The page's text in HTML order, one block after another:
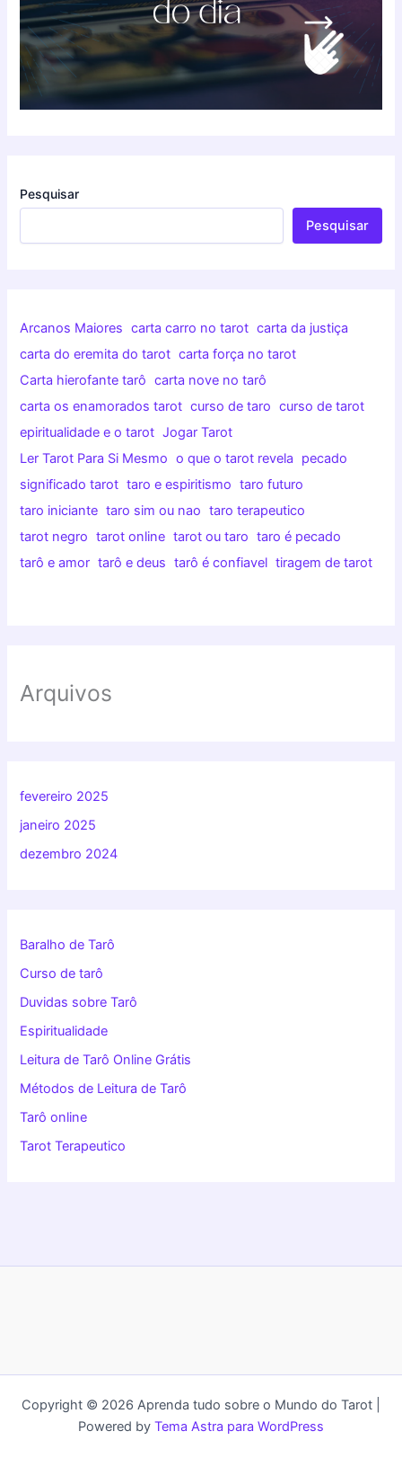
Pesquisar
Pesquisar
Arcanos Maiores carta carro no tarot carta da justiça
carta do eremita do tarot carta força no tarot
Carta hierofante tarô carta nove no tarô
carta os enamorados tarot curso de taro curso de tarot
epiritualidade e o tarot Jogar Tarot
Ler Tarot Para Si Mesmo o que o tarot revela
pecado
significado tarot taro e espiritismo taro futuro
taro iniciante taro sim ou nao taro terapeutico
tarot negro tarot online tarot ou taro taro é pecado
tarô e amor tarô e deus tarô é confiavel tiragem de tarot
Arquivos
fevereiro 2025
janeiro 2025
dezembro 2024
Baralho de Tarô
Curso de tarô
Duvidas sobre Tarô
Espiritualidade
Leitura de Tarô Online Grátis
Métodos de Leitura de Tarô
Tarô online
Tarot Terapeutico
Copyright © 2026 Aprenda tudo sobre o Mundo do Tarot |
Powered by Tema Astra para WordPress